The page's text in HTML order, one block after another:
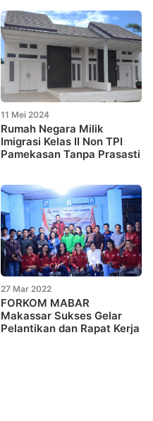
11 Mei 2024
Rumah Negara Milik
Imigrasi Kelas II Non TPI
Pamekasan Tanpa Prasasti
27 Mar 2022
FORKOM MABAR
Makassar Sukses Gelar
Pelantikan dan Rapat Kerja